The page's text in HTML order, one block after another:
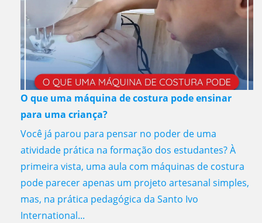
O que uma máquina de costura pode ensinar
para uma criança?
Você já parou para pensar no poder de uma
atividade prática na formação dos estudantes? À
primeira vista, uma aula com máquinas de costura
pode parecer apenas um projeto artesanal simples,
mas, na prática pedagógica da Santo Ivo
International...